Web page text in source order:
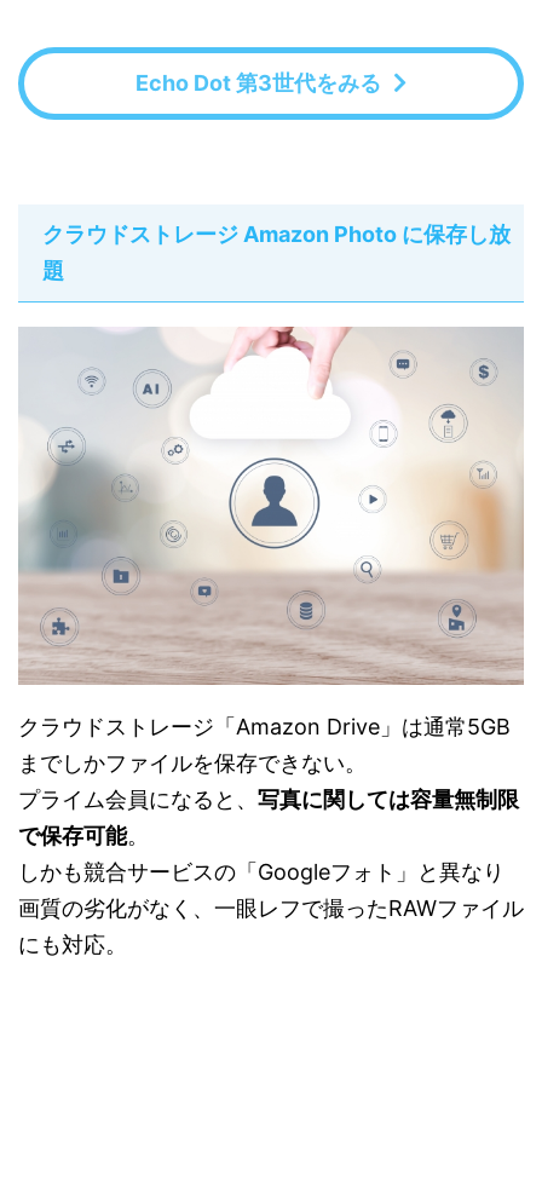
Echo Dot 第3世代をみる
クラウドストレージ Amazon Photo に保存し放
題
クラウドストレージ「Amazon Drive」は通常5GB
までしかファイルを保存できない。
プライム会員になると、 写真に関しては容量無制限
で保存可能。
しかも競合サービスの「Googleフォト」と異なり
画質の劣化がなく、一眼レフで撮ったRAWファイル
にも対応。